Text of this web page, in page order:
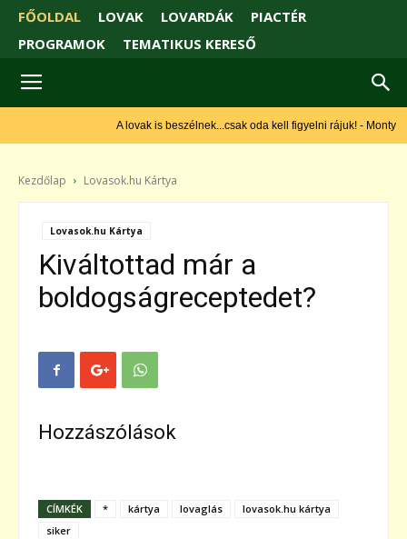
FŐOLDAL LOVAK LOVARDÁK
PIACTÉR
PROGRAMOK
TEMATIKUS KERESŐ
A lovak is beszélnek...csak oda kell figyelni rájuk! - Monty
Kezdőlap Lovasok.hu Kártya
Lovasok.hu Kártya
Kiváltottad már a
boldogságreceptedet?
Hozzászólások
CÍMKÉK * kártya lovaglás
lovasok.hu kártya
siker